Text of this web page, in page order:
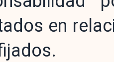
en